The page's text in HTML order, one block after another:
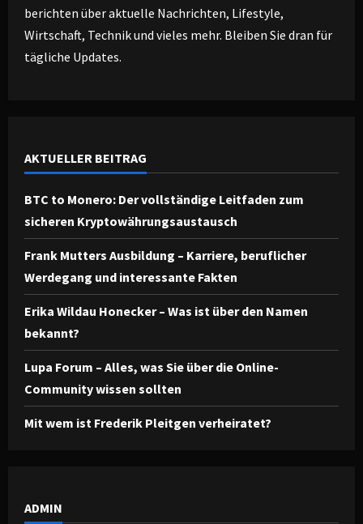
berichten über aktuelle Nachrichten, Lifestyle,
Wirtschaft, Technik und vieles mehr. Bleiben Sie dran für
tägliche Updates.
AKTUELLER BEITRAG
BTC to Monero: Der vollständige Leitfaden zum
sicheren Kryptowährungsaustausch
Frank Mutters Ausbildung – Karriere, beruflicher
Werdegang und interessante Fakten
Erika Wildau Honecker – Was ist über den Namen
bekannt?
Lupa Forum – Alles, was Sie über die Online-
Community wissen sollten
Mit wem ist Frederik Pleitgen verheiratet?
ADMIN